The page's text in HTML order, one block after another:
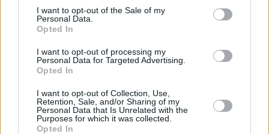
I want to opt-out of the Sale of my
Personal Data.
Opted In
I want to opt-out of processing my
Personal Data for Targeted Advertising.
Opted In
I want to opt-out of Collection, Use,
Retention, Sale, and/or Sharing of my
Personal Data that Is Unrelated with the
Purposes for which it was collected.
Opted In
Trump: Zezwoliłem na ruch
bezwizowy z Polską